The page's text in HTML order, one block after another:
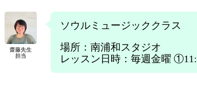
齋藤先生
担当
ソウルミュージッククラス
場所：南浦和スタジオ
レッスン日時：毎週金曜